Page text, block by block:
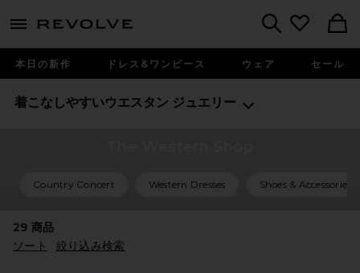
menu - shows more content
本日の新作 ドレス&ワンピース ウェア セール
着こなしやすいウエスタン ジュエリー
Country Concert Western Dresses Shoes & Accessories
29 商品
ソート
絞り込み検索